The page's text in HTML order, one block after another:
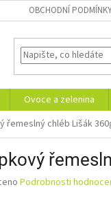
OBCHODNÍ
Ovoce a zelenina
řemeslný chléb Lišák
Podrobnosti